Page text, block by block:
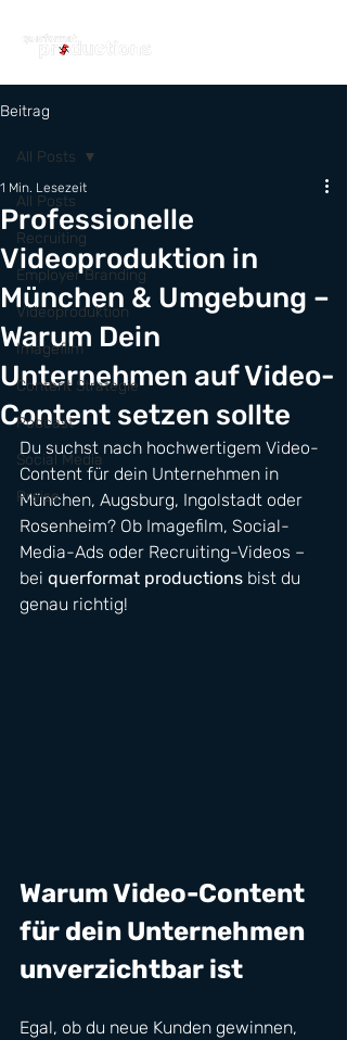
Beitrag
All Posts
Recruiting
Employer Branding
Videoproduktion
Imagefilm
Content Strategie
Podcast
Social Media
Preise
All Posts
Professionelle
Videoproduktion in
München & Umgebung –
Warum Dein
Unternehmen auf Video-
Content setzen sollte
1 Min. Lesezeit
Du suchst nach hochwertigem Video-
Content für dein Unternehmen in
München, Augsburg, Ingolstadt oder
Rosenheim? Ob Imagefilm, Social-
Media-Ads oder Recruiting-Videos –
bei querformat productions bist du
genau richtig!
Warum Video-Content
für dein Unternehmen
unverzichtbar ist
Egal, ob du neue Kunden gewinnen,